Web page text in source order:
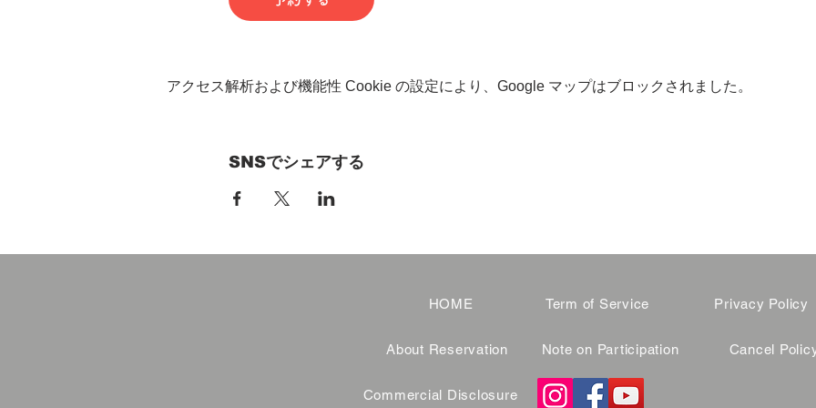
アクセス解析および機能性 Cookie の設定により、Google マップはブロックされました。
SNSでシェアする
HOME
About Reservation
Term of Service
Note on Participation
Privacy Policy
Cancel
Commercial Disclosure